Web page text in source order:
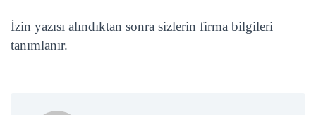
İzin yazısı alındıktan sonra sizlerin firma bilgileri
tanımlanır.